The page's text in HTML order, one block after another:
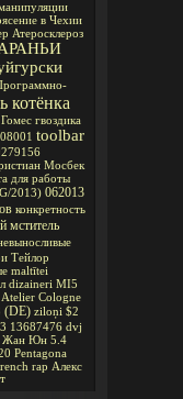
в Чехии
Атеросклероз
котёнка
гвоздика
toolbar
Мосбек
для работы
2013) 062013
конкретность
мститель
Тейлор
maltītei
dizaineri MI5
Atelier Cologne
(DE) ziloņi $2
13687476 dvj
Жан Юн 5.4
Pentagona
rap Алекс